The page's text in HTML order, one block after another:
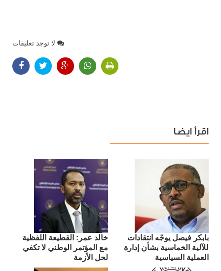
لا توجد تعليقات
اقرأ ايضا
بابكر فيصل يوجّه انتقادات
للآلية الخماسية بشأن إدارة
العملية السياسية
​خالد عمر: القطيعة اللفظية
مع المؤتمر الوطني لا تكفي
لحل الأزمة